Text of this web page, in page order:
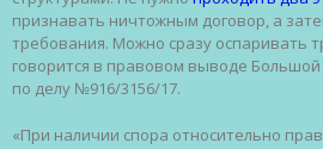
признавать ничтожным договор, а
требования. Можно сразу оспаривать
говорится в правовом выводе
по делу №916/3156/17.
«При наличии спора относительно